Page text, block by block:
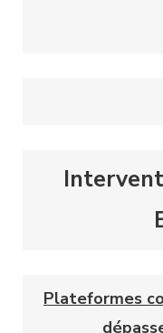
Plateformes